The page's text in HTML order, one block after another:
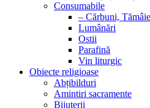
Consumabile
– Cărbuni, Tămâie
Lumânări
Ostii
Parafină
Vin liturgic
Obiecte religioase
Abțibilduri
Amintiri sacramente
Bijuterii